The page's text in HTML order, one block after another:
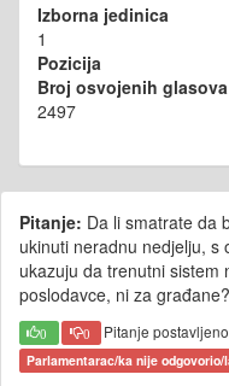
Izborna jedinica
1
Pozicija
Broj osvojenih glasova
2497
Pitanje: Da li smatrate da
ukinuti neradnu nedjelju, s
ukazuju da trenutni sistem
poslodavce, ni za građane?
0 0 Pitanje
Parlamentarac/ka nije